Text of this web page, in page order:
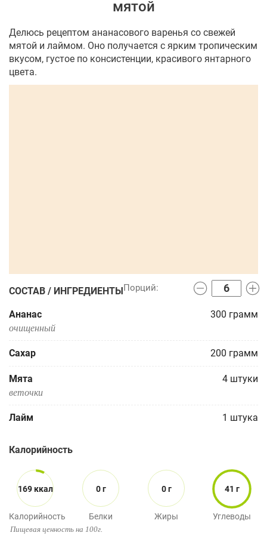
мятой
Делюсь рецептом ананасового варенья со свежей
мятой и лаймом. Оно получается с ярким тропическим
вкусом, густое по консистенции, красивого янтарного
цвета.
СОСТАВ / ИНГРЕДИЕНТЫ
Ананас 300 грамм
очищенный
Сахар 200 грамм
Мята 4 штуки
веточки
Лайм 1 штука
Калорийность
169 ккал
Калорийность
0 г
Белки
0 г
Жиры
41 г
Углеводы
Пищевая ценность на 100г.